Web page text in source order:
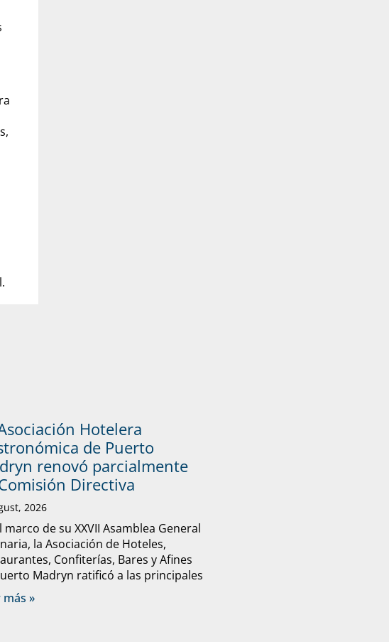
Hotelera
de Puerto
renovó parcialmente
Directiva
2026
marco de su XXVII Asamblea General
la Asociación de Hoteles,
Confiterías, Bares y Afines
Madryn ratificó a las principales
más »